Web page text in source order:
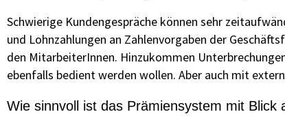
Schwierige Kundengespräche können sehr
und Lohnzahlungen an Zahlenvorgaben der
den MitarbeiterInnen. Hinzukommen
ebenfalls bedient werden wollen. Aber auch mit
Wie sinnvoll ist das Prämiensystem mit Blick